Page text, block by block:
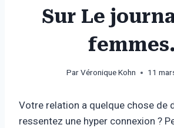
Sur Le
femmes.
ParVéronique Kohn 11
Votre relation a quelque chose de
ressentez une hyper connexion ?